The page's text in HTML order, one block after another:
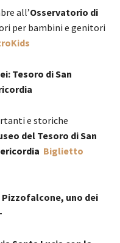
all’Osservatorio di
per bambini e genitori
Tesoro di San
e storiche
del Tesoro di San
Biglietto
Pizzofalcone, uno dei